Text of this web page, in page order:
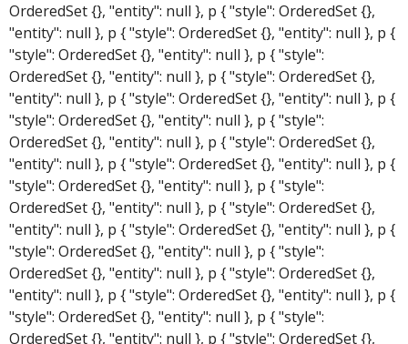
OrderedSet {}, "entity": null }, p { "style": OrderedSet {},
"entity": null }, p { "style": OrderedSet {}, "entity": null }, p {
"style": OrderedSet {}, "entity": null }, p { "style":
OrderedSet {}, "entity": null }, p { "style": OrderedSet {},
"entity": null }, p { "style": OrderedSet {}, "entity": null }, p {
"style": OrderedSet {}, "entity": null }, p { "style":
OrderedSet {}, "entity": null }, p { "style": OrderedSet {},
"entity": null }, p { "style": OrderedSet {}, "entity": null }, p {
"style": OrderedSet {}, "entity": null }, p { "style":
OrderedSet {}, "entity": null }, p { "style": OrderedSet {},
"entity": null }, p { "style": OrderedSet {}, "entity": null }, p {
"style": OrderedSet {}, "entity": null }, p { "style":
OrderedSet {}, "entity": null }, p { "style": OrderedSet {},
"entity": null }, p { "style": OrderedSet {}, "entity": null }, p {
"style": OrderedSet {}, "entity": null }, p { "style":
OrderedSet {}, "entity": null }, p { "style": OrderedSet {},